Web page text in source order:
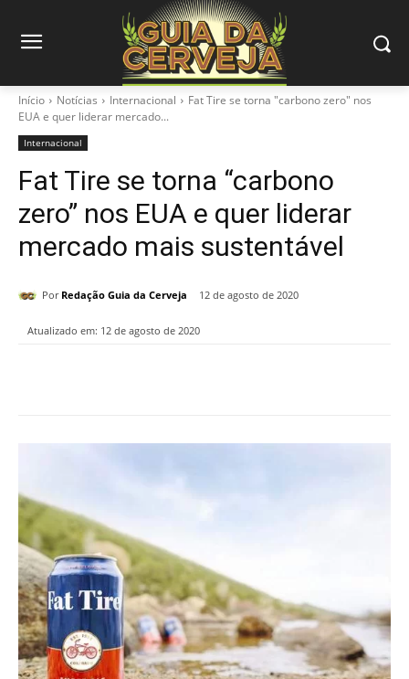
Início Notícias Internacional
Fat Tire se torna "carbono zero" nos
EUA e quer liderar mercado...
Internacional
Fat Tire se torna “carbono
zero” nos EUA e quer liderar
mercado mais sustentável
Por Redação Guia da Cerveja 12 de agosto de 2020
Atualizado em: 12 de agosto de 2020